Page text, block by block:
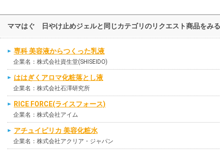
ママはぐ 日やけ止めジェルと同じカテゴリのリクエスト商品をみる
専科 美容液からつくった乳液
企業名：株式会社資生堂(SHISEIDO)
ははぎくアロマ化粧落とし液
企業名：株式会社石澤研究所
RICE FORCE(ライスフォース)
企業名：株式会社アイム
アチュイピリカ 美容化粧水
企業名：株式会社アクリア・ジャパン